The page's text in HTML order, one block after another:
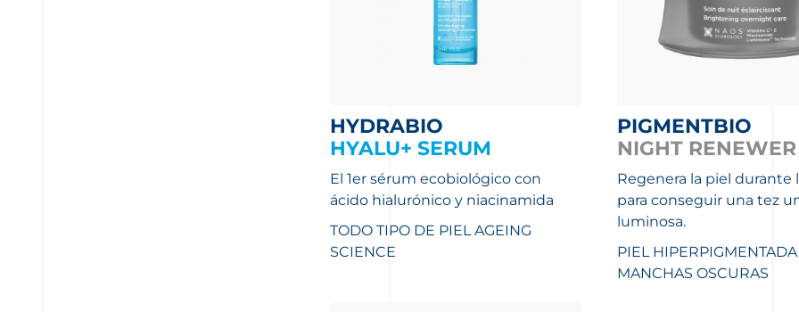
HYDRABIO
HYALU+ SERUM
El 1er sérum ecobiológico con
ácido hialurónico y niacinamida
TODO TIPO DE PIEL AGEING
SCIENCE
PIGMENTBIO
NIGHT RENEWER
Regenera la piel durante
para conseguir una tez
luminosa.
PIEL
MANCHAS OSCURAS